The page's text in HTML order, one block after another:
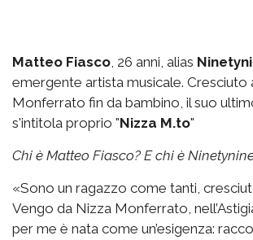
Matteo Fiasco, 26 anni, alias
emergente artista musicale. Cresciuto
Monferrato fin da bambino, il suo
s'intitola proprio "Nizza M.to"
Chi è Matteo Fiasco? E chi è
«Sono un ragazzo come tanti,
Vengo da Nizza Monferrato,
per me è nata come un’esigenza: